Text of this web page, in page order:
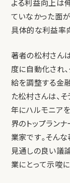
よる利益向上は
ていなかった面
具体的な利益率
著者の松村さん
度に自動化され
給を調整する金
た松村さんは、
年にハルモニア
界のトップラン
業家です。そん
見通しの良い議
業にとって示唆